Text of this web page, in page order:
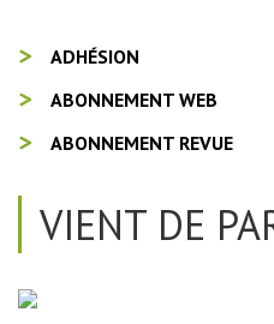
ADHÉSION
ABONNEMENT WEB
ABONNEMENT REVUE
VIENT DE